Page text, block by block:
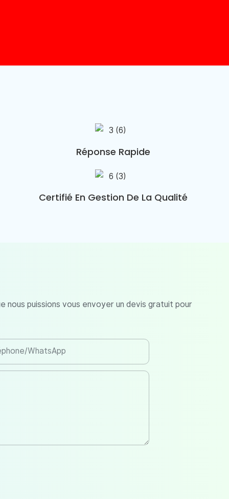
Réponse Rapide
Certifié En Gestion De La Qualité
puissions vous envoyer un devis gratuit pour
WhatsApp